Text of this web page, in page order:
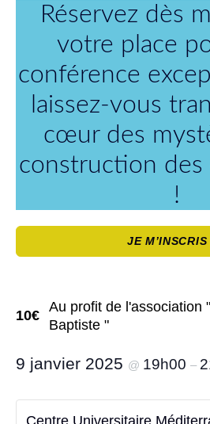
Réservez dès
votre place
conférence
laissez-vous
cœur des
construction des
!
JE M’INSCRIS
10€
Au profit de l'association
Baptiste "
9 janvier 2025 @ 19h00 –
Centre Universitaire